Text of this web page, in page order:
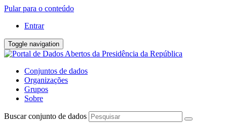
Pular para o conteúdo
Entrar
Toggle navigation
Conjuntos de dados
Organizações
Grupos
Sobre
Buscar conjunto de dados